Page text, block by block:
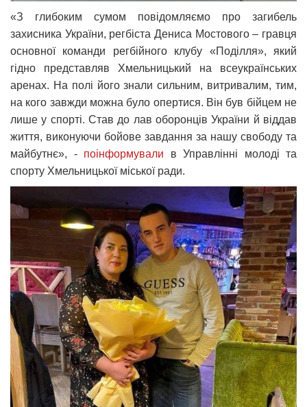
«З глибоким сумом повідомляємо про загибель
захисника України, регбіста Дениса Мостового – гравця
основної команди регбійного клубу «Поділля», який
гідно представляв Хмельницький на всеукраїнських
аренах. На полі його знали сильним, витривалим, тим,
на кого завжди можна було опертися. Він був бійцем не
лише у спорті. Став до лав оборонців України й віддав
життя, виконуючи бойове завдання за нашу свободу та
майбутнє», - поінформували в Управлінні молоді та
спорту Хмельницької міської ради.